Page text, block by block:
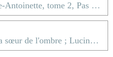
Au Service Secret de Marie-Antoinette, tome 2, Pas de répit pour la reine ; Frédéric Lenormand
Les Sept Sœurs, tome 3, La sœur de l'ombre ; Lucinda Riley